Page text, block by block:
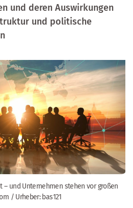
und deren Auswirkungen
und politische
– und Unternehmen stehen vor großen
/ Urheber: bas121